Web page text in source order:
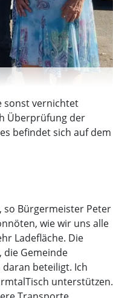
sonst vernichtet
Überprüfung der
befindet sich auf dem
so Bürgermeister Peter
wie wir uns alle
Ladefläche. Die
die Gemeinde
beteiligt. Ich
unterstützen.